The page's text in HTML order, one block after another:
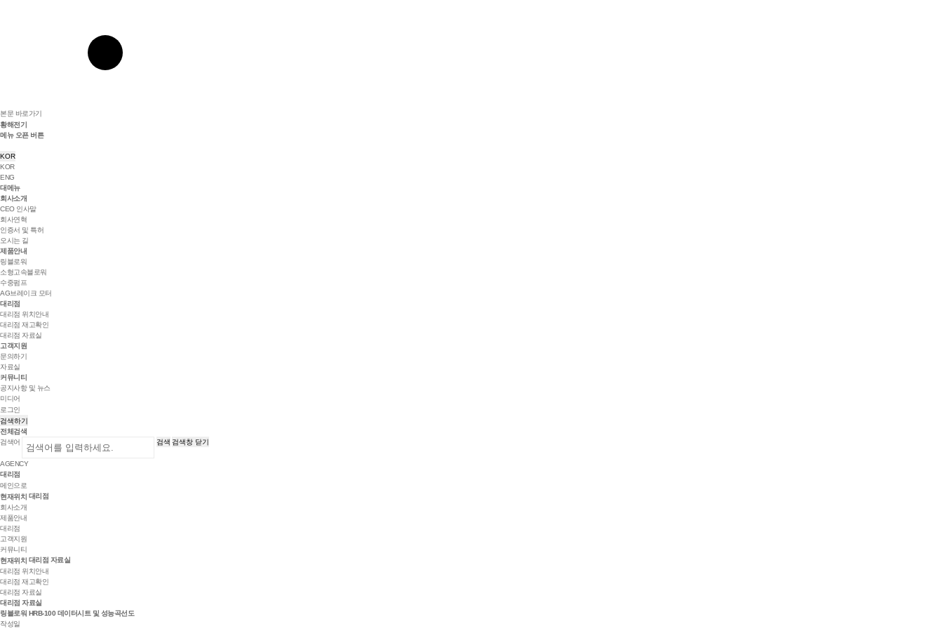
본문 바로가기
황해전기
메뉴 오픈 버튼
KOR
KOR
ENG
대메뉴
회사소개
CEO 인사말
회사연혁
인증서 및 특허
오시는 길
제품안내
링블로워
소형고속블로워
수중펌프
AG브레이크 모터
대리점
대리점 위치안내
대리점 재고확인
대리점 자료실
고객지원
문의하기
자료실
커뮤니티
공지사항 및 뉴스
미디어
로그인
검색하기
전체검색
검색어
검색 검색창 닫기
AGENCY
대리점
메인으로
현재위치 대리점
회사소개
제품안내
대리점
고객지원
커뮤니티
현재위치 대리점 자료실
대리점 위치안내
대리점 재고확인
대리점 자료실
대리점 자료실
링블로워 HRB-100 데이터시트 및 성능곡선도
작성일